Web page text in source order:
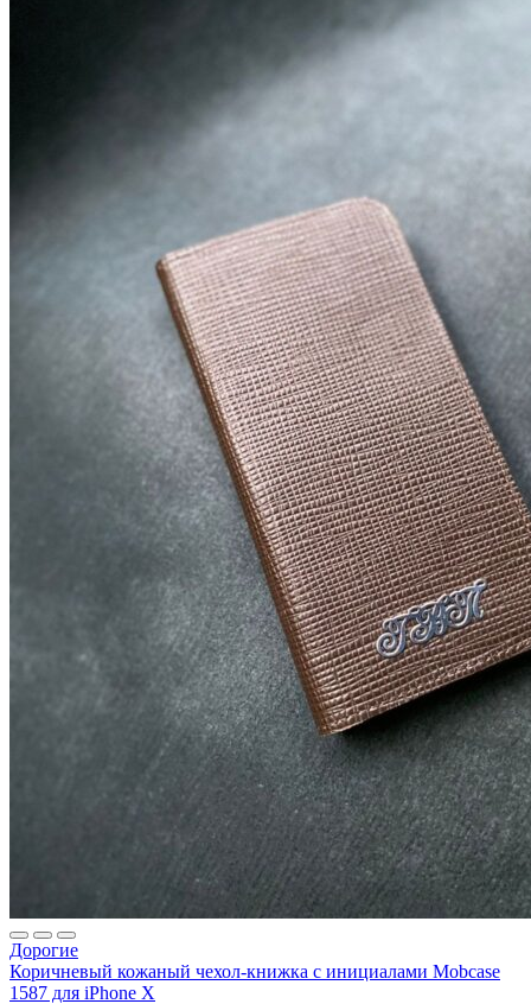
Дорогие
Коричневый кожаный чехол-книжка с инициалами Mobcase
1587 для iPhone X